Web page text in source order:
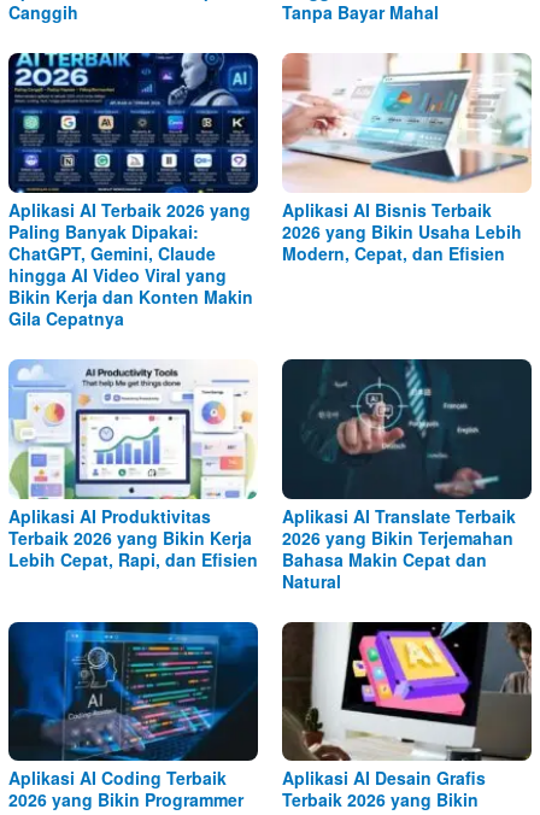
Canggih
Tanpa Bayar Mahal
Aplikasi AI Terbaik 2026 yang
Paling Banyak Dipakai:
ChatGPT, Gemini, Claude
hingga AI Video Viral yang
Bikin Kerja dan Konten Makin
Gila Cepatnya
Aplikasi AI Bisnis Terbaik
2026 yang Bikin Usaha Lebih
Modern, Cepat, dan Efisien
Aplikasi AI Produktivitas
Terbaik 2026 yang Bikin Kerja
Lebih Cepat, Rapi, dan Efisien
Aplikasi AI Translate Terbaik
2026 yang Bikin Terjemahan
Bahasa Makin Cepat dan
Natural
Aplikasi AI Coding Terbaik
2026 yang Bikin Programmer
Aplikasi AI Desain Grafis
Terbaik 2026 yang Bikin